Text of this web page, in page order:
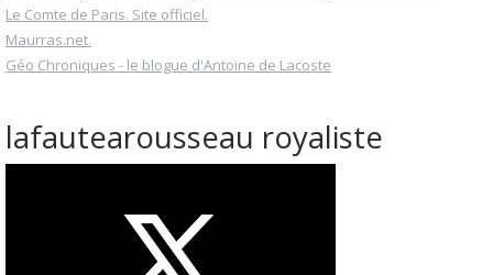
Le Comte de Paris. Site officiel.
Maurras.net.
Géo Chroniques - le blogue d'Antoine de Lacoste
lafautearousseau royaliste